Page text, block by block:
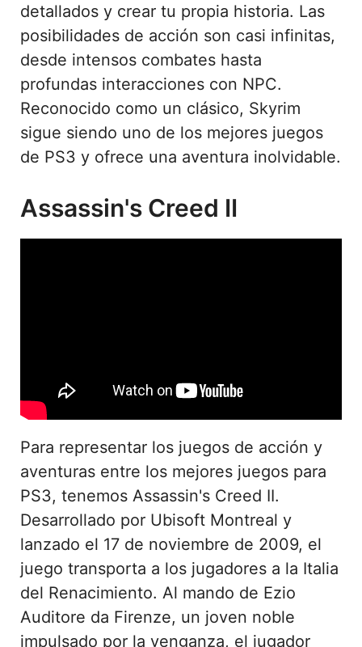
detallados y crear tu propia historia. Las
posibilidades de acción son casi infinitas,
desde intensos combates hasta
profundas interacciones con NPC.
Reconocido como un clásico, Skyrim
sigue siendo uno de los mejores juegos
de PS3 y ofrece una aventura inolvidable.
Assassin's Creed II
Para representar los juegos de acción y
aventuras entre los mejores juegos para
PS3, tenemos Assassin's Creed II.
Desarrollado por Ubisoft Montreal y
lanzado el 17 de noviembre de 2009, el
juego transporta a los jugadores a la Italia
del Renacimiento. Al mando de Ezio
Auditore da Firenze, un joven noble
impulsado por la venganza, el jugador